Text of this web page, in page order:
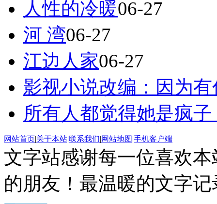
人性的冷暖06-27
河 湾06-27
江边人家06-27
影视小说改编：因为
所有人都觉得她是疯
网站首页|关于本站|联系我们|网站地图|手机客户端
文字站感谢每一位喜欢
的朋友！最温暖的文字